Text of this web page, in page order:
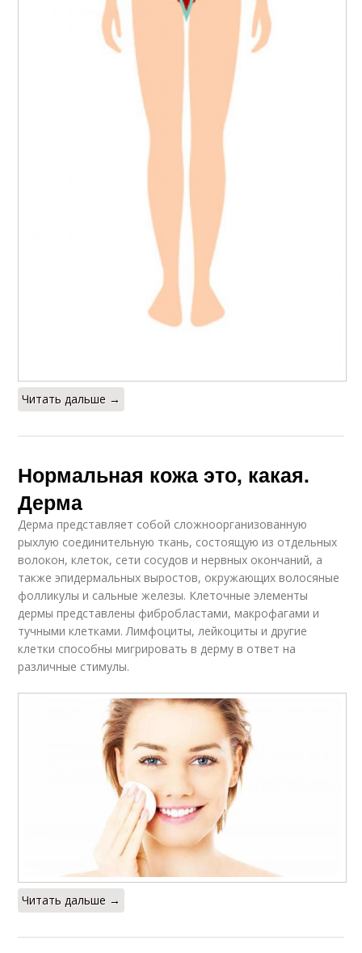
Читать дальше →
Нормальная кожа это, какая.
Дерма
Дерма представляет собой сложноорганизованную
рыхлую соединительную ткань, состоящую из отдельных
волокон, клеток, сети сосудов и нервных окончаний, а
также эпидермальных выростов, окружающих волосяные
фолликулы и сальные железы. Клеточные элементы
дермы представлены фибробластами, макрофагами и
тучными клетками. Лимфоциты, лейкоциты и другие
клетки способны мигрировать в дерму в ответ на
различные стимулы.
Читать дальше →